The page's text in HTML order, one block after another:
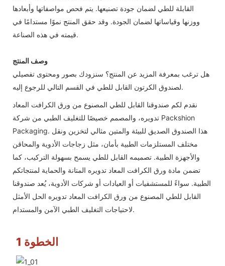
القابلة للطي لضمان جودة تصنيعها. يتم فحص مواصفاتها وأبعادها
ووزنها وقياساتها لضمان الجودة. وقد حقق المنتج نموًا مستدامًا في
قيمته في هذه الصناعة.
وصف المنتج
هل ترغب بمعرفة المزيد عن المنتج؟ سنزودك بصور ومحتوى تفصيلي
لصندوق الكرتون القابل للطي في القسم التالي للرجوع إليه.
نقدم لكم صندوقنا القابل للطي المصنوع من ورق الكرافت المعاد
تدويره، والمصمم خصيصًا للتغليف الطبي من شركة Packshion
Packaging. هذا الصندوق الصديق للبيئة والمتين مثالي لتخزين ونقل
مختلف المستلزمات الطبية بأمان، مثل زجاجات الأدوية والمحاقن
والأجهزة الطبية. تصميمه القابل للطي يسمح بسهولة التركيب، كما
تضمن مادة ورق الكرافت المعاد تدويره المتانة والحماية لمنتجاتكم
الطبية. سواءً للمستشفيات أو العيادات أو شركات الأدوية، يُعد صندوقنا
القابل للطي المصنوع من ورق الكرافت المعاد تدويره الحل الأمثل
لاحتياجات التغليف الطبي الآمن والمستدام.
الخطوة 1